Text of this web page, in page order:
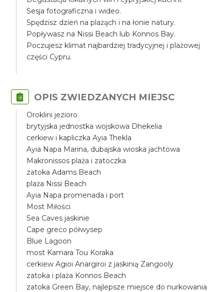
Sesja fotograficzna i wideo.
Spędzisz dzień na plażąch i na łonie natury.
Popływasz na Nissi Beach lub Konnos Bay.
Poczujesz klimat najbardziej tradycyjnej i plażowej
części Cypru.
OPIS ZWIEDZANYCH MIEJSC
Oroklini jezioro
brytyjska jednostka wojskowa Dhekelia
cerkiew i kapliczka Ayia Thekla
Ayia Napa Marina, dubajska wioska jachtowa
Makronissos plaża i zatoczka
zatoka Adams Beach
plaża Nissi Beach
Ayia Napa promenada i port
Most Miłości
Sea Caves jaskinie
Cape greco półwysep
Blue Lagoon
most Kamara Tou Koraka
cerkiew Agioi Anargiroi z jaskinią Zangooly
zatoka i plaża Konnos Beach
zatoka Green Bay, najlepsze miejsce do nurkowania